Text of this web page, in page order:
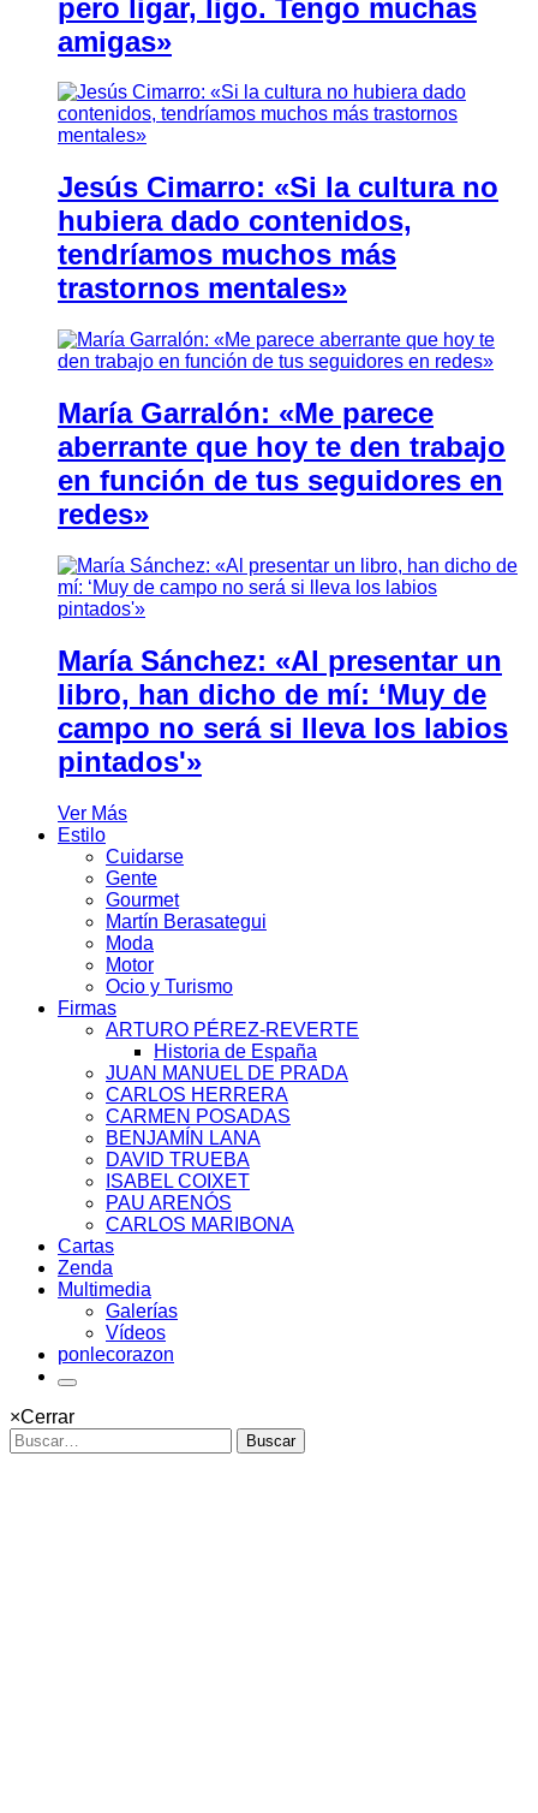
pero ligar, ligo. Tengo muchas
amigas»
Jesús Cimarro: «Si la cultura no
hubiera dado contenidos,
tendríamos muchos más
trastornos mentales»
María Garralón: «Me parece
aberrante que hoy te den trabajo
en función de tus seguidores en
redes»
María Sánchez: «Al presentar un
libro, han dicho de mí: ‘Muy de
campo no será si lleva los labios
pintados'»
Ver Más
Estilo
Cuidarse
Gente
Gourmet
Martín Berasategui
Moda
Motor
Ocio y Turismo
Firmas
ARTURO PÉREZ-REVERTE
Historia de España
JUAN MANUEL DE PRADA
CARLOS HERRERA
CARMEN POSADAS
BENJAMÍN LANA
DAVID TRUEBA
ISABEL COIXET
PAU ARENÓS
CARLOS MARIBONA
Cartas
Zenda
Multimedia
Galerías
Vídeos
ponlecorazon
×Cerrar
Buscar